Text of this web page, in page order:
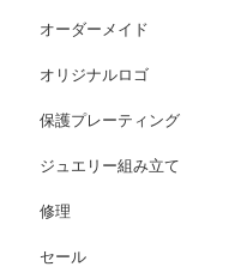
オーダーメイド
オリジナルロゴ
保護プレーティング
ジュエリー組み立て
修理
セール